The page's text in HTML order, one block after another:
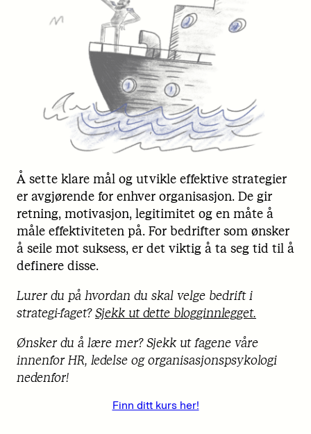
Å sette klare mål og utvikle effektive strategier
er avgjørende for enhver organisasjon. De gir
retning, motivasjon, legitimitet og en måte å
måle effektiviteten på. For bedrifter som ønsker
å seile mot suksess, er det viktig å ta seg tid til å
definere disse.
Lurer du på hvordan du skal velge bedrift i
strategi-faget?Sjekk ut dette blogginnlegget.
Ønsker du å lære mer? Sjekk ut fagene våre
innenfor HR, ledelse og organisasjonspsykologi
nedenfor!
Finn ditt kurs her!